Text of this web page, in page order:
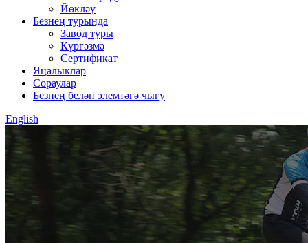
Йөкләү
Безнең турында
Завод туры
Күргәзмә
Сертификат
Яңалыклар
Сораулар
Безнең белән элемтәгә чыгу
English